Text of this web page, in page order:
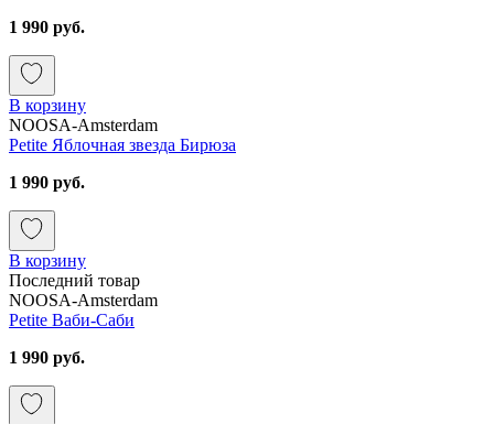
1 990 руб.
В корзину
NOOSA-Amsterdam
Petite Яблочная звезда Бирюза
1 990 руб.
В корзину
Последний товар
NOOSA-Amsterdam
Petite Ваби-Саби
1 990 руб.